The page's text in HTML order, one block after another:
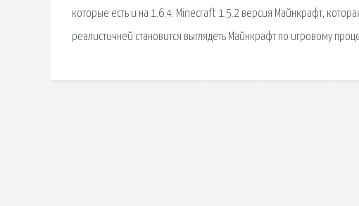
которые есть и на 1.6.4. Minecraft 1.5.2 версия Майнкрафт,
реалистичней становится выглядеть Майнкрафт по игровому